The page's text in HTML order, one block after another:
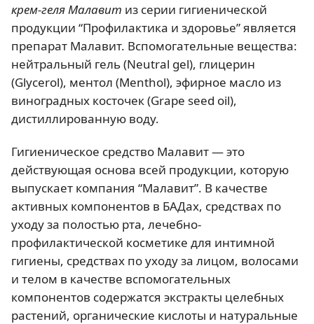
крем-геля Малавит из серии гигиенической
продукции “Профилактика и здоровье” является
препарат Малавит. Вспомогательные вещества:
нейтральный гель (Neutral gel), глицерин
(Glycerol), ментол (Menthol), эфирное масло из
виноградных косточек (Grape seed oil),
дистиллированную воду.
Гигиеническое средство Малавит — это
действующая основа всей продукции, которую
выпускает компания “Малавит”. В качестве
активных компонентов в БАДах, средствах по
уходу за полостью рта, лечебно-
профилактической косметике для интимной
гигиены, средствах по уходу за лицом, волосами
и телом в качестве вспомогательных
компонентов содержатся экстракты целебных
растений, органические кислоты и натуральные